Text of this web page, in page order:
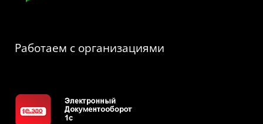
Работаем с организациями